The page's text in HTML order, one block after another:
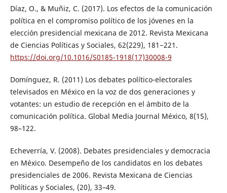
Díaz, O., & Muñiz, C. (2017). Los efectos de la comunicación
política en el compromiso político de los jóvenes en la
elección presidencial mexicana de 2012. Revista Mexicana
de Ciencias Políticas y Sociales, 62(229), 181−221.
https://doi.org/10.1016/S0185-1918(17)30008-9
Domínguez, R. (2011) Los debates político-electorales
televisados en México en la voz de dos generaciones y
votantes: un estudio de recepción en el ámbito de la
comunicación política. Global Media Journal México, 8(15),
98–122.
Echeverría, V. (2008). Debates presidenciales y democracia
en México. Desempeño de los candidatos en los debates
presidenciales de 2006. Revista Mexicana de Ciencias
Políticas y Sociales, (20), 33–49.